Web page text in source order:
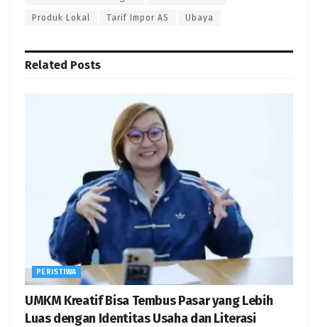
Produk Lokal Tarif Impor AS Ubaya
Related Posts
PERISTIWA
UMKM Kreatif Bisa Tembus Pasar yang Lebih
Luas dengan Identitas Usaha dan Literasi